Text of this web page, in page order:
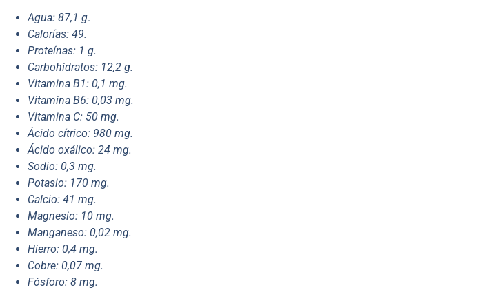
Agua: 87,1 g.
Calorías: 49.
Proteínas: 1 g.
Carbohidratos: 12,2 g.
Vitamina B1: 0,1 mg.
Vitamina B6: 0,03 mg.
Vitamina C: 50 mg.
Ácido cítrico: 980 mg.
Ácido oxálico: 24 mg.
Sodio: 0,3 mg.
Potasio: 170 mg.
Calcio: 41 mg.
Magnesio: 10 mg.
Manganeso: 0,02 mg.
Hierro: 0,4 mg.
Cobre: 0,07 mg.
Fósforo: 8 mg.